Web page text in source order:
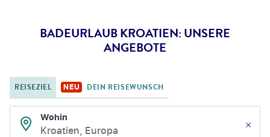
BADEURLAUB KROATIEN: UNSERE
ANGEBOTE
REISEZIEL NEU DEIN REISEWUNSCH
Wohin
Kroatien, Europa